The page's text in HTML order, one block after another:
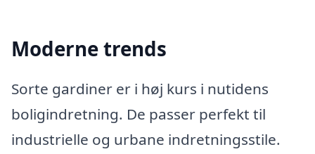
Moderne trends
Sorte gardiner er i høj kurs i nutidens
boligindretning. De passer perfekt til
industrielle og urbane indretningsstile.